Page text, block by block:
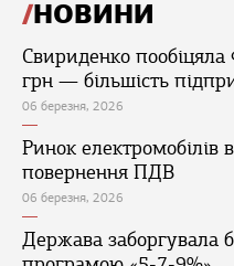
НОВИНИ
Свириденко
грн — більшість
06 березня, 2026
Ринок електромобілів
повернення ПДВ
06 березня, 2026
Держава заборгувала